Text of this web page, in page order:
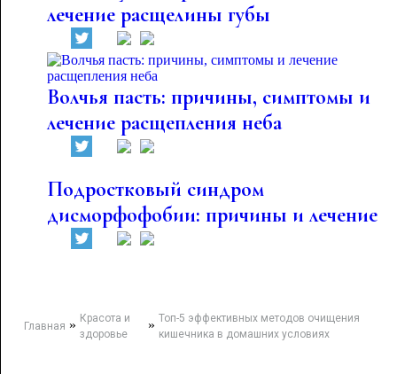
лечение расщелины губы
Волчья пасть: причины, симптомы и
лечение расщепления неба
Подростковый синдром
дисморфофобии: причины и лечение
Главная » Красота и
здоровье
» Топ-5 эффективных методов очищения
кишечника в домашних условиях